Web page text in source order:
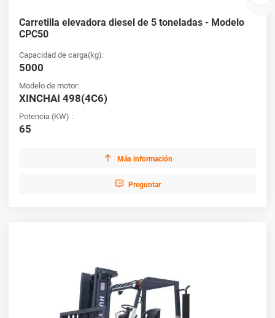
Carretilla elevadora diesel de 5 toneladas - Modelo
CPC50
Capacidad de carga(kg):
5000
Modelo de motor:
XINCHAI 498(4C6)
Potencia (KW) :
65
 Más información
 Preguntar